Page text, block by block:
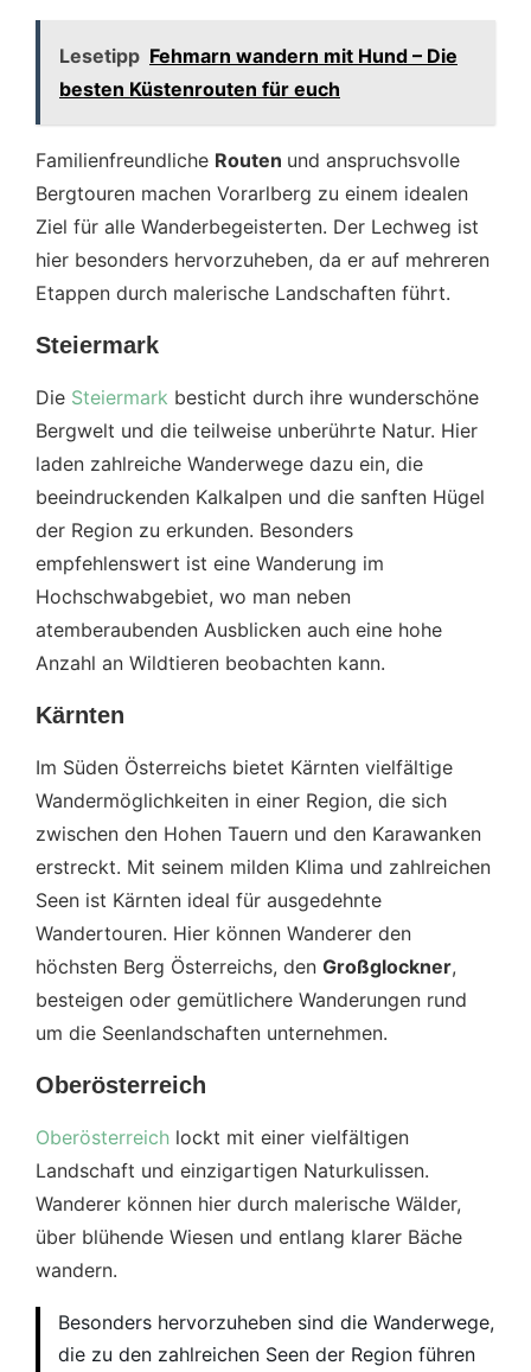
Lesetipp Fehmarn wandern mit Hund – Die
besten Küstenrouten für euch
Familienfreundliche Routen und anspruchsvolle
Bergtouren machen Vorarlberg zu einem idealen
Ziel für alle Wanderbegeisterten. Der Lechweg ist
hier besonders hervorzuheben, da er auf mehreren
Etappen durch malerische Landschaften führt​.
Steiermark
Die Steiermark besticht durch ihre wunderschöne
Bergwelt und die teilweise unberührte Natur. Hier
laden zahlreiche Wanderwege dazu ein, die
beeindruckenden Kalkalpen und die sanften Hügel
der Region zu erkunden. Besonders
empfehlenswert ist eine Wanderung im
Hochschwabgebiet, wo man neben
atemberaubenden Ausblicken auch eine hohe
Anzahl an Wildtieren beobachten kann.
Kärnten
Im Süden Österreichs bietet Kärnten vielfältige
Wandermöglichkeiten in einer Region, die sich
zwischen den Hohen Tauern und den Karawanken
erstreckt. Mit seinem milden Klima und zahlreichen
Seen ist Kärnten ideal für ausgedehnte
Wandertouren. Hier können Wanderer den
höchsten Berg Österreichs, den Großglockner,
besteigen oder gemütlichere Wanderungen rund
um die Seenlandschaften unternehmen.
Oberösterreich
Oberösterreich lockt mit einer vielfältigen
Landschaft und einzigartigen Naturkulissen.
Wanderer können hier durch malerische Wälder,
über blühende Wiesen und entlang klarer Bäche
wandern.
Besonders hervorzuheben sind die Wanderwege,
die zu den zahlreichen Seen der Region führen